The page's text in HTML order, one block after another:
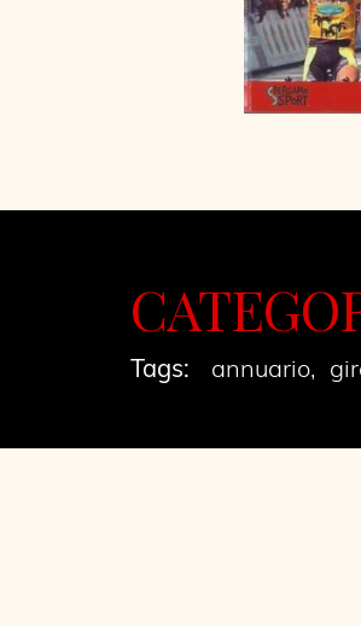
Tags: annuario,